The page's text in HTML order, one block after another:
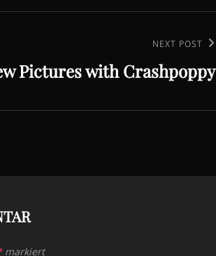
NEXT POST
Pictures with Crashpoppy
markiert